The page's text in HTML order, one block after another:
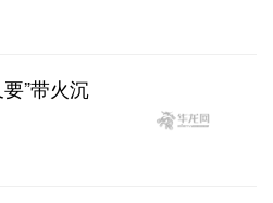
”带火沉